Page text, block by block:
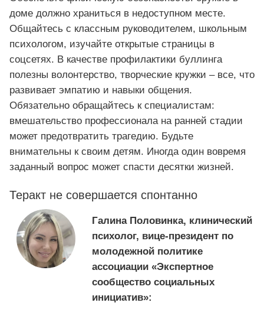
доме должно храниться в недоступном месте.
Общайтесь с классным руководителем, школьным
психологом, изучайте открытые страницы в
соцсетях. В качестве профилактики буллинга
полезны волонтерство, творческие кружки – все, что
развивает эмпатию и навыки общения.
Обязательно обращайтесь к специалистам:
вмешательство профессионала на ранней стадии
может предотвратить трагедию. Будьте
внимательны к своим детям. Иногда один вовремя
заданный вопрос может спасти десятки жизней.
Теракт не совершается спонтанно
Галина Половинка, клинический
психолог, вице-президент по
молодежной политике
ассоциации «Экспертное
сообщество социальных
инициатив»: